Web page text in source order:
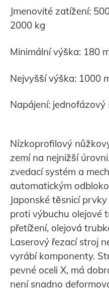
Jmenovité zatížení:
2000 kg
Minimální výška: 180
Nejvyšší výška: 1000
Napájení:
Nízkoprofilový
zemí na nejnižší
zvedací systém a
automatickým
Japonské těsnicí
proti výbuchu olejové
přetížení, olejová
Laserový řezací stroj
vyrábí komponenty.
pevné oceli X, má
není snadno